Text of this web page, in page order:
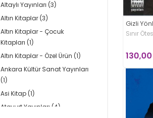
Altaylı Yayınları (3)
Altın Kitaplar (3)
Altın Kitaplar - Çocuk
Kitapları (1)
Altın Kitaplar - Özel Ürün (1)
Ankara Kültür Sanat Yayınları
(1)
Asi Kitap (1)
Atayurt Yayınları (4)
Gizli
Sınır
130,00